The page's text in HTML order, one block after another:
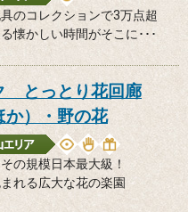
のコレクションで3万点超
懐かしい時間がそこに･･･
とっとり花回廊
）・野の花
の規模日本最大級！
れる広大な花の楽園